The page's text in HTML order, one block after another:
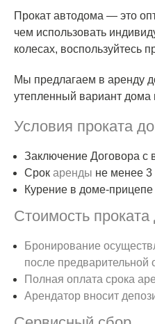
Прокат автодома — это
чем использовать
колесах, воспользуйтесь
Мы предлагаем в аренду
утепленный вариант
Условия проката
Заключение Договора с
Срок аренды не менее 3
Курение в доме-
Стоимость
Бронирование
после предварительной
Полная оплата срока
Арендатор вносит